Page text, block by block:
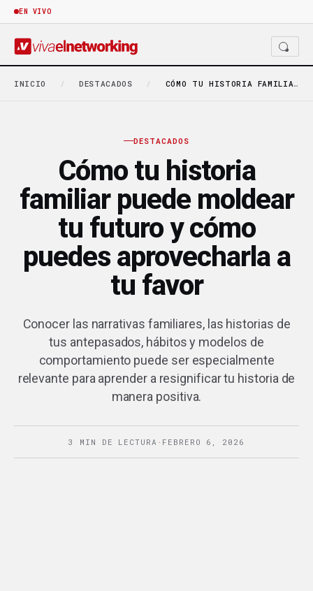
EN VIVO
INICIO / DESTACADOS / CÓMO TU HISTORIA FAMILIAR PUEDE MOLDEAR TU FUTURO…
DESTACADOS
Cómo tu historia
familiar puede moldear
tu futuro y cómo
puedes aprovecharla a
tu favor
Conocer las narrativas familiares, las historias de
tus antepasados, hábitos y modelos de
comportamiento puede ser especialmente
relevante para aprender a resignificar tu historia de
manera positiva.
3 MIN DE LECTURA · FEBRERO 6, 2026